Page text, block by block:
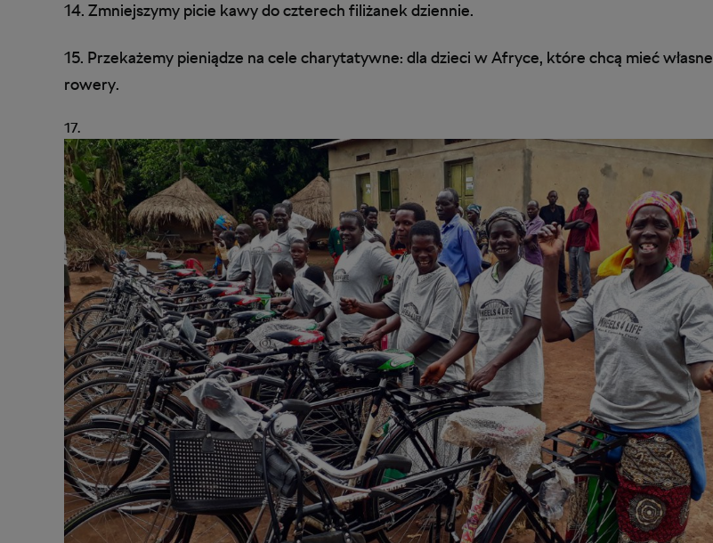
14. Zmniejszymy picie kawy do czterech filiżanek dziennie.
15. Przekażemy pieniądze na cele charytatywne: dla dzieci w Afryce, które chcą mieć własne
rowery.